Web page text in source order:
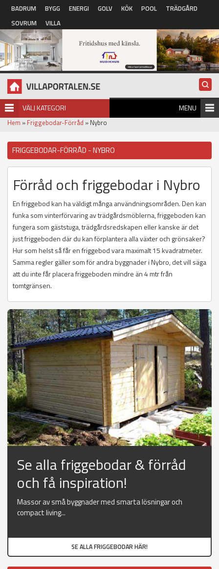
Hoppa till huvudinnehåll
BADRUM BYGG ENERGI GOLV KÖK POOL
TRÄDGÅRD
SOVRUM
VILLA
VÄLJ KATEGORI MENU
Hem » Friggebodar-Förråd » Nybro
FRIGGEBODAR-FÖRRÅD - NYBRO
Förråd och friggebodar i Nybro
En friggebod kan ha väldigt många användningsområden. Den kan
funka som vinterförvaring av trädgårdsmöblerna, friggeboden kan
fungera som gäststuga, trädgårdsredskapen eller kanske är det
just friggeboden där du kan förplantera alla växter och grönsaker?
Hur som helst så får en friggebod vara maximalt 15 kvadratmeter.
Samma regler gäller som för andra byggnader i Nybro, det vill säga
att du inte får placera friggeboden mindre än 4 mtr från
tomtgränsen.
Se alla friggebodar & förråd
och få inspiration!
Massor av små byggnader med smarta lösningar och
compact living...
SE ALLA FRIGGEBODAR HÄR!